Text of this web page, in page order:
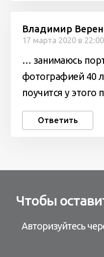
Владимир
17 марта 2020 в 22:00
… занимаюсь
фотографией 40
поучится у этого
Ответить
Чтобы
Авторизуйтесь